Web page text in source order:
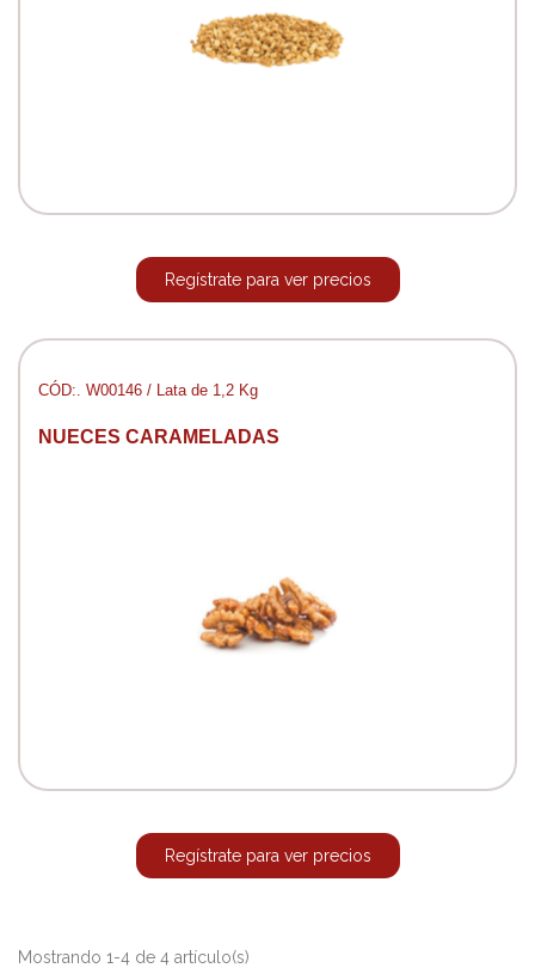
Regístrate para ver precios
CÓD:. W00146 / Lata de 1,2 Kg
NUECES CARAMELADAS
Regístrate para ver precios
Mostrando 1-4 de 4 artículo(s)